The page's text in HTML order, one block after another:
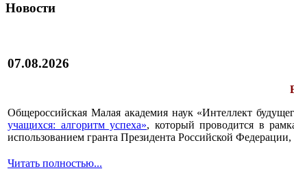
Новости
07.08.2026
Общероссийская Малая академия наук «Интеллект
учащихся: алгоритм успеха», который проводится в
использованием гранта Президента Российской
Читать полностью...